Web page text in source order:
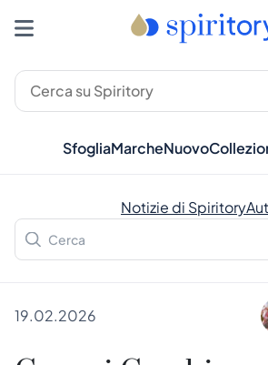
SfogliaMarcheNuovo
Notizie di Spiritory
19.02.2026